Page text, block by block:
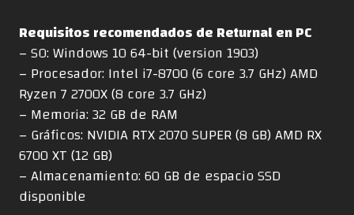
Requisitos recomendados de Returnal en PC
– SO: Windows 10 64-bit (version 1903)
– Procesador: Intel i7-8700 (6 core 3.7 GHz) AMD
Ryzen 7 2700X (8 core 3.7 GHz)
– Memoria: 32 GB de RAM
– Gráficos: NVIDIA RTX 2070 SUPER (8 GB) AMD RX
6700 XT (12 GB)
– Almacenamiento: 60 GB de espacio SSD
disponible